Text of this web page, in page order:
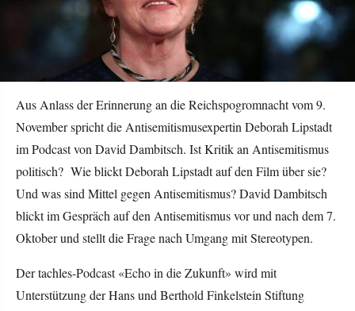
Aus Anlass der Erinnerung an die Reichspogromnacht vom 9.
November spricht die Antisemitismusexpertin Deborah Lipstadt
im Podcast von David Dambitsch. Ist Kritik an Antisemitismus
politisch? Wie blickt Deborah Lipstadt auf den Film über sie?
Und was sind Mittel gegen Antisemitismus? David Dambitsch
blickt im Gespräch auf den Antisemitismus vor und nach dem 7.
Oktober und stellt die Frage nach Umgang mit Stereotypen.
Der tachles-Podcast «Echo in die Zukunft» wird mit
Unterstützung der Hans und Berthold Finkelstein Stiftung